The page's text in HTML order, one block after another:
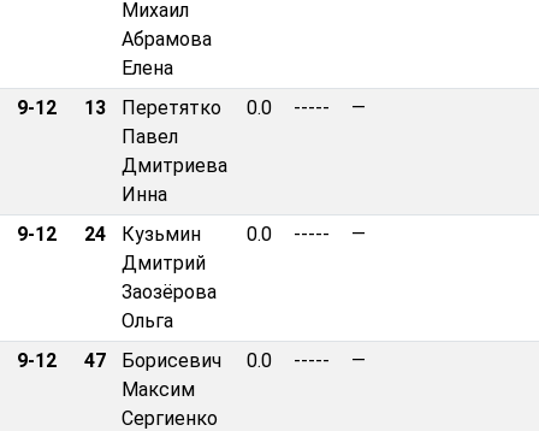
Михаил
Абрамова
Елена
9-12 13
Перетятко
Павел
Дмитриева
Инна
0.0 ----- —
9-12 24
Кузьмин
Дмитрий
Заозёрова
Ольга
0.0 ----- —
9-12 47
Борисевич
Максим
Сергиенко
0.0 ----- —